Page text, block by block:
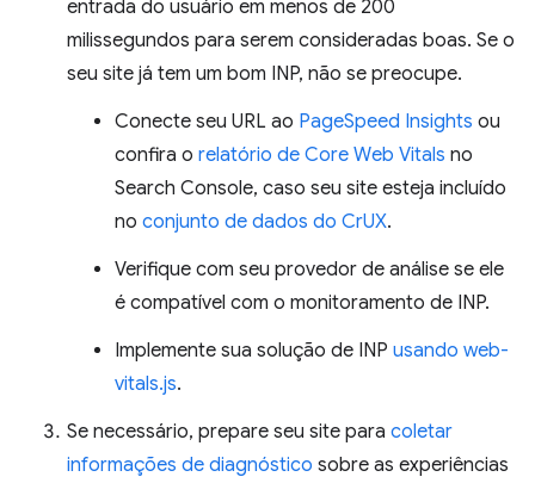
entrada do usuário em menos de 200
milissegundos para serem consideradas boas. Se o
seu site já tem um bom INP, não se preocupe.
Conecte seu URL ao PageSpeed Insights ou
confira o relatório de Core Web Vitals no
Search Console, caso seu site esteja incluído
no conjunto de dados do CrUX.
Verifique com seu provedor de análise se ele
é compatível com o monitoramento de INP.
Implemente sua solução de INP usando web-
vitals.js.
Se necessário, prepare seu site para coletar
informações de diagnóstico sobre as experiências